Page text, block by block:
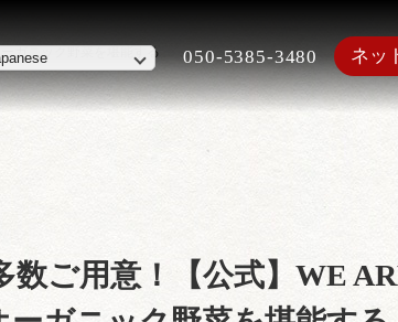
050-5385-3480 ネッ
ガニック野菜を堪能する
数ご用意！【公式】WE